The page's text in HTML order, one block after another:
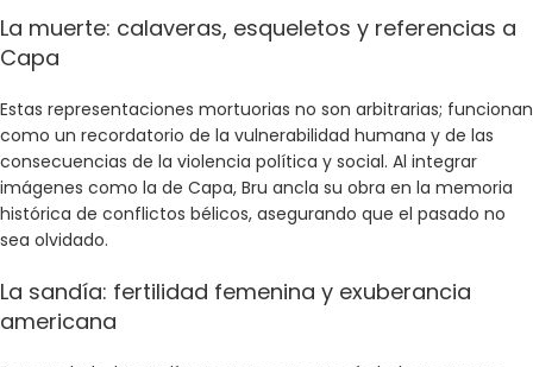
La muerte: calaveras, esqueletos y referencias a
Capa
Estas representaciones mortuorias no son arbitrarias; funcionan
como un recordatorio de la vulnerabilidad humana y de las
consecuencias de la violencia política y social. Al integrar
imágenes como la de Capa, Bru ancla su obra en la memoria
histórica de conflictos bélicos, asegurando que el pasado no
sea olvidado.
La sandía: fertilidad femenina y exuberancia
americana